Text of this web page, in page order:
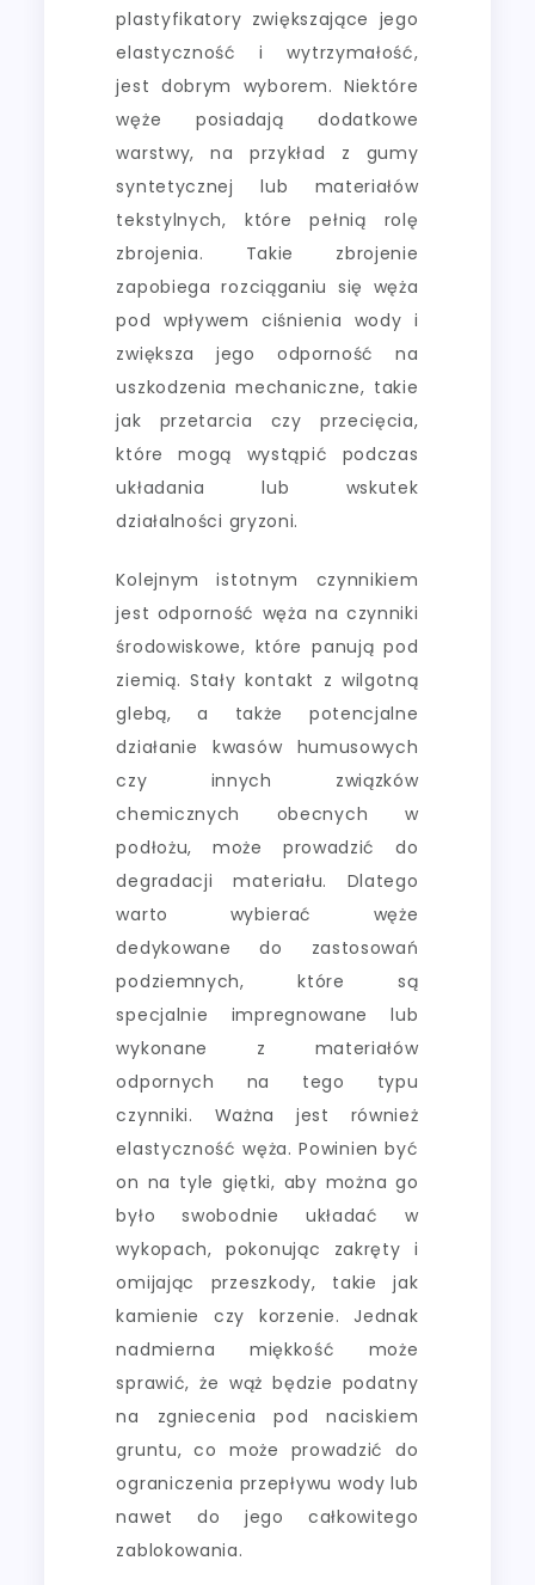
plastyfikatory zwiększające jego
elastyczność i wytrzymałość,
jest dobrym wyborem. Niektóre
węże posiadają dodatkowe
warstwy, na przykład z gumy
syntetycznej lub materiałów
tekstylnych, które pełnią rolę
zbrojenia. Takie zbrojenie
zapobiega rozciąganiu się węża
pod wpływem ciśnienia wody i
zwiększa jego odporność na
uszkodzenia mechaniczne, takie
jak przetarcia czy przecięcia,
które mogą wystąpić podczas
układania lub wskutek
działalności gryzoni.
Kolejnym istotnym czynnikiem
jest odporność węża na czynniki
środowiskowe, które panują pod
ziemią. Stały kontakt z wilgotną
glebą, a także potencjalne
działanie kwasów humusowych
czy innych związków
chemicznych obecnych w
podłożu, może prowadzić do
degradacji materiału. Dlatego
warto wybierać węże
dedykowane do zastosowań
podziemnych, które są
specjalnie impregnowane lub
wykonane z materiałów
odpornych na tego typu
czynniki. Ważna jest również
elastyczność węża. Powinien być
on na tyle giętki, aby można go
było swobodnie układać w
wykopach, pokonując zakręty i
omijając przeszkody, takie jak
kamienie czy korzenie. Jednak
nadmierna miękkość może
sprawić, że wąż będzie podatny
na zgniecenia pod naciskiem
gruntu, co może prowadzić do
ograniczenia przepływu wody lub
nawet do jego całkowitego
zablokowania.